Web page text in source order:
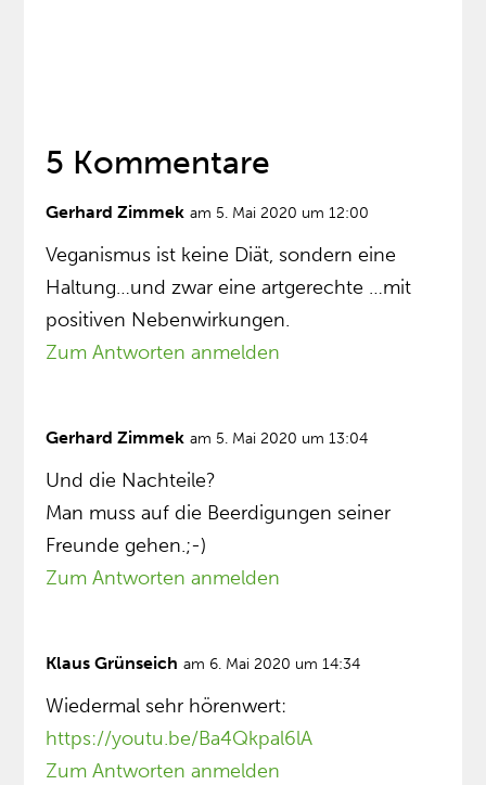
5 Kommentare
Gerhard Zimmek am 5. Mai 2020 um 12:00
Veganismus ist keine Diät, sondern eine
Haltung…und zwar eine artgerechte …mit
positiven Nebenwirkungen.
Zum Antworten anmelden
Gerhard Zimmek am 5. Mai 2020 um 13:04
Und die Nachteile?
Man muss auf die Beerdigungen seiner
Freunde gehen.;-)
Zum Antworten anmelden
Klaus Grünseich am 6. Mai 2020 um 14:34
Wiedermal sehr hörenwert:
https://youtu.be/Ba4Qkpal6lA
Zum Antworten anmelden